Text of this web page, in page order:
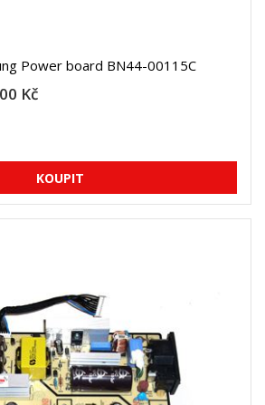
Power board BN44-00115C
Kč